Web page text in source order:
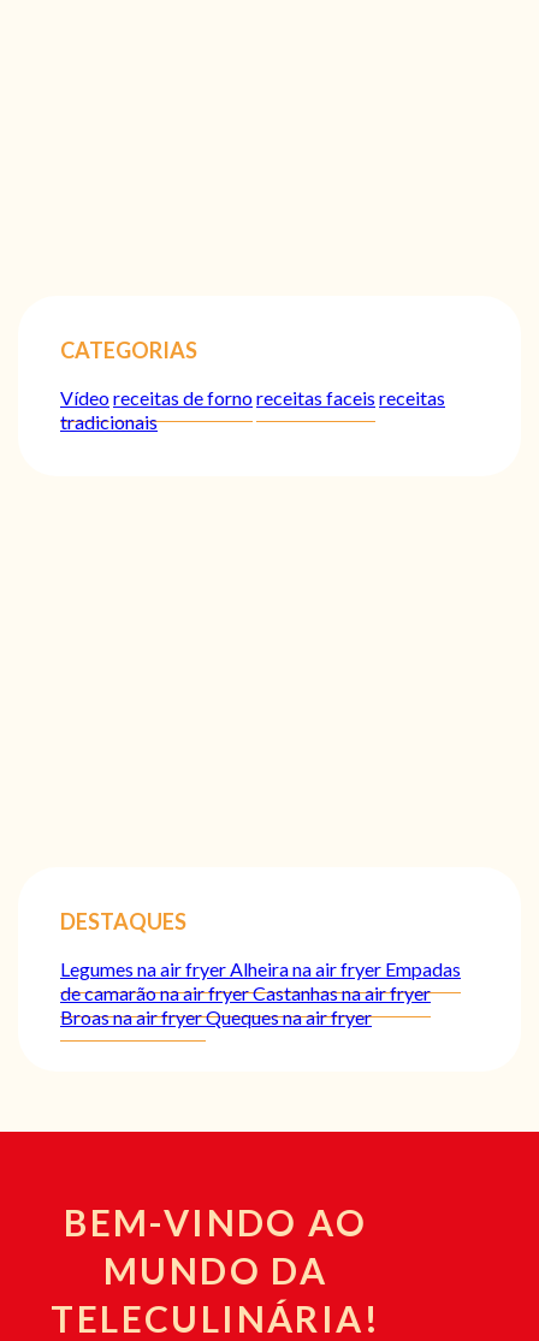
CATEGORIAS
Vídeoreceitas de fornoreceitas faceis receitas
tradicionais
DESTAQUES
Legumes na air fryerAlheira na air fryer Empadas
de camarão na air fryerCastanhas na air fryer
Broas na air fryerQueques na air fryer
BEM-VINDO AO
MUNDO DA
TELECULINÁRIA!